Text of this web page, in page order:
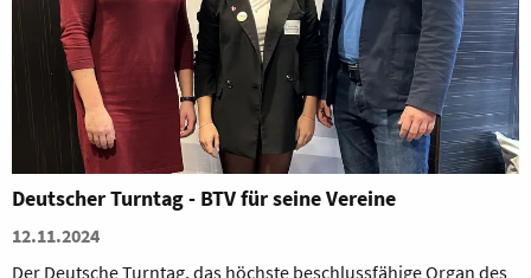
Deutscher Turntag - BTV für seine Vereine
12.11.2024
Der Deutsche Turntag, das höchste beschlussfähige Organ des